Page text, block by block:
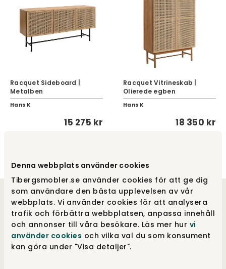
Denna webbplats använder cookies
Tibergsmobler.se använder cookies för att ge dig
som användare den bästa upplevelsen av vår
webbplats. Vi använder cookies för att analysera
trafik och förbättra webbplatsen, anpassa innehåll
och annonser till våra besökare. Läs mer hur vi
använder cookies och vilka val du som konsument
kan göra under "Visa detaljer".
Racquet Sideboard |
Metalben
Hans K
15 275 kr
Racquet Vitrineskab |
Olierede egben
Hans K
18 350 kr
Velkommen til os
Vores hjerter banker for godt design, og vores
drivkraft ligger i at tilbyde et unikt udvalg og
samtidig give merværdi i form af viden, følelse